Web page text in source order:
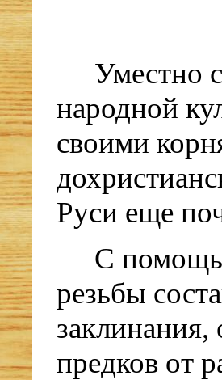
Уместно
народной
своими
Руси еще
С
резьбы
предков от